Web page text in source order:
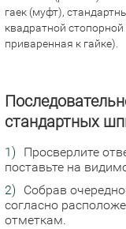
гаек (муфт),
квадратной
приваренная к гайке).
стандартных
Просверлите
поставьте на
Собрав
согласно
отметкам.